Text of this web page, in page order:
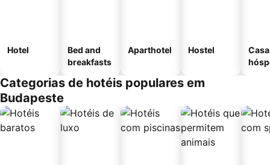
Hotel
Bed and
breakfasts
Aparthotel Hostel
Categorias de hotéis populares em
Budapeste